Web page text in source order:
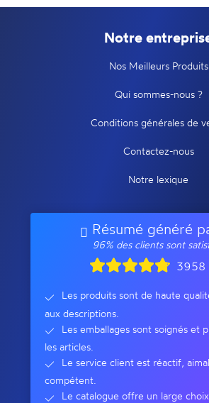
Notre
Nos Meilleurs Produits
Qui sommes-nous ?
Conditions générales de
Contactez-nous
Notre lexique
Résumé généré
96% des clients sont
3958
Les produits sont de haute
aux descriptions.
Les emballages sont soignés et
les articles.
Le service client est réactif,
compétent.
Le catalogue offre un large